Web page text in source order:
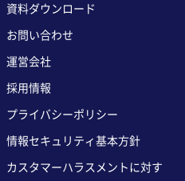
資料ダウンロード
お問い合わせ
運営会社
採用情報
プライバシーポリシー
情報セキュリティ基本方針
カスタマーハラスメントに対す